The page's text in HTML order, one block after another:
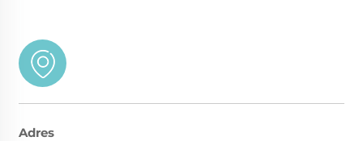
Adres